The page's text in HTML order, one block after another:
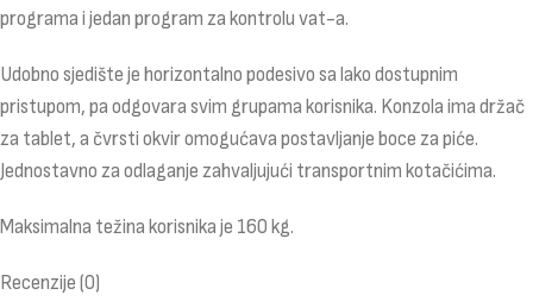
programa i jedan program za kontrolu vat-a.
Udobno sjedište je horizontalno podesivo sa lako dostupnim
pristupom, pa odgovara svim grupama korisnika. Konzola ima držač
za tablet, a čvrsti okvir omogućava postavljanje boce za piće.
Jednostavno za odlaganje zahvaljujući transportnim kotačićima.
Maksimalna težina korisnika je 160 kg.
Recenzije (0)